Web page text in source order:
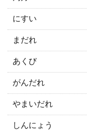
にすい
まだれ
あくび
がんだれ
やまいだれ
しんにょう